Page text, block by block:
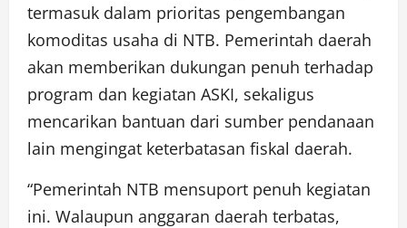
termasuk dalam prioritas pengembangan
komoditas usaha di NTB. Pemerintah daerah
akan memberikan dukungan penuh terhadap
program dan kegiatan ASKI, sekaligus
mencarikan bantuan dari sumber pendanaan
lain mengingat keterbatasan fiskal daerah.
“Pemerintah NTB mensuport penuh kegiatan
ini. Walaupun anggaran daerah terbatas,